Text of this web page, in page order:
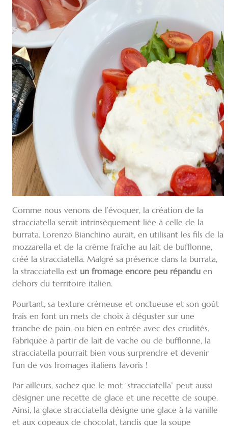
Comme nous venons de l’évoquer, la création de la
stracciatella serait intrinsèquement liée à celle de la
burrata. Lorenzo Bianchino aurait, en utilisant les fils de la
mozzarella et de la crème fraîche au lait de bufflonne,
créé la stracciatella. Malgré sa présence dans la burrata,
la stracciatella est un fromage encore peu répandu en
dehors du territoire italien.
Pourtant, sa texture crémeuse et onctueuse et son goût
frais en font un mets de choix à déguster sur une
tranche de pain, ou bien en entrée avec des crudités.
Fabriquée à partir de lait de vache ou de bufflonne, la
stracciatella pourrait bien vous surprendre et devenir
l’un de vos fromages italiens favoris !
Par ailleurs, sachez que le mot “stracciatella” peut aussi
désigner une recette de glace et une recette de soupe.
Ainsi, la glace stracciatella désigne une glace à la vanille
et aux copeaux de chocolat, tandis que la soupe